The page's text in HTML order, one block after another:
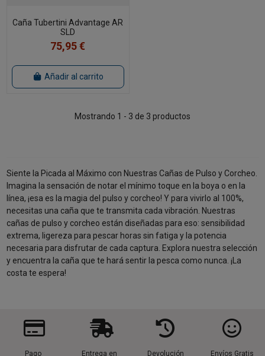
Caña Tubertini Advantage AR
SLD
75,95 €
Añadir al carrito
Mostrando 1 - 3 de 3 productos
Siente la Picada al Máximo con Nuestras Cañas de Pulso y Corcheo.
Imagina la sensación de notar el mínimo toque en la boya o en la
línea, ¡esa es la magia del pulso y corcheo! Y para vivirlo al 100%,
necesitas una caña que te transmita cada vibración. Nuestras
cañas de pulso y corcheo están diseñadas para eso: sensibilidad
extrema, ligereza para pescar horas sin fatiga y la potencia
necesaria para disfrutar de cada captura. Explora nuestra selección
y encuentra la caña que te hará sentir la pesca como nunca. ¡La
costa te espera!
Pago Entrega en Devolución Envíos Gratis